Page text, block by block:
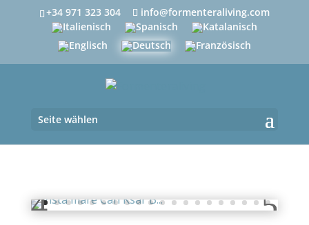
+34 971 323 304 info@formenteraliving.com
Seite wählen